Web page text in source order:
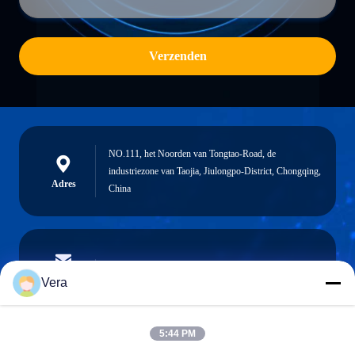
Verzenden
Adres
NO.111, het Noorden van Tongtao-Road, de
industriezone van Taojia, Jiulongpo-District, Chongqing,
China
E-mail
Vera
5:44 PM